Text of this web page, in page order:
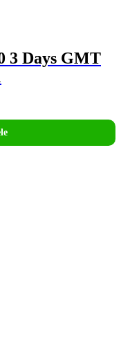
3 Days GMT